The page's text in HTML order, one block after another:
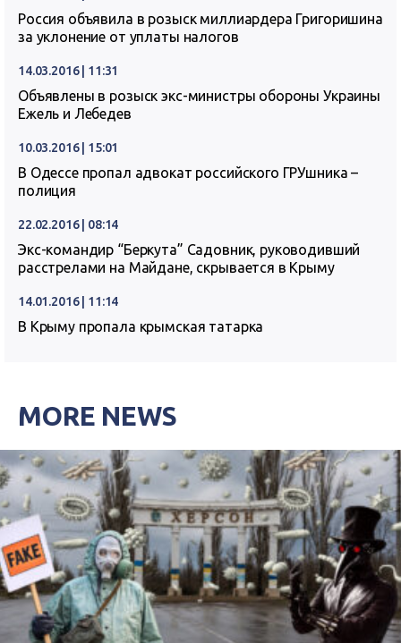
Россия объявила в розыск миллиардера Григоришина
за уклонение от уплаты налогов
14.03.2016 | 11:31
Объявлены в розыск экс-министры обороны Украины
Ежель и Лебедев
10.03.2016 | 15:01
В Одессе пропал адвокат российского ГРУшника –
полиция
22.02.2016 | 08:14
Экс-командир “Беркута” Садовник, руководивший
расстрелами на Майдане, скрывается в Крыму
14.01.2016 | 11:14
В Крыму пропала крымская татарка
MORE NEWS